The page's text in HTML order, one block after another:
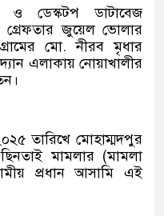
ও ডেস্কটপ ডাটাবেজ
গ্রেফতার জুয়েল ভোলার
মো. নীরব মৃধার
এলাকায় নোয়াখালীর
তারিখে মোহাম্মদপুর
মামলার (মামলা
প্রধান আসামি এই